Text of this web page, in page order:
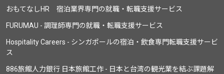
おもてなしHR 宿泊業界専門の就職・転職支援サービス
FURUMAU - 調理師専門の就職・転職支援サービス
Hospitality Careers - シンガポールの宿泊・飲食専門転職支援サービ
ス
886旅館人力銀行 日本旅館工作 - 日本と台湾の観光業を結ぶ課題解